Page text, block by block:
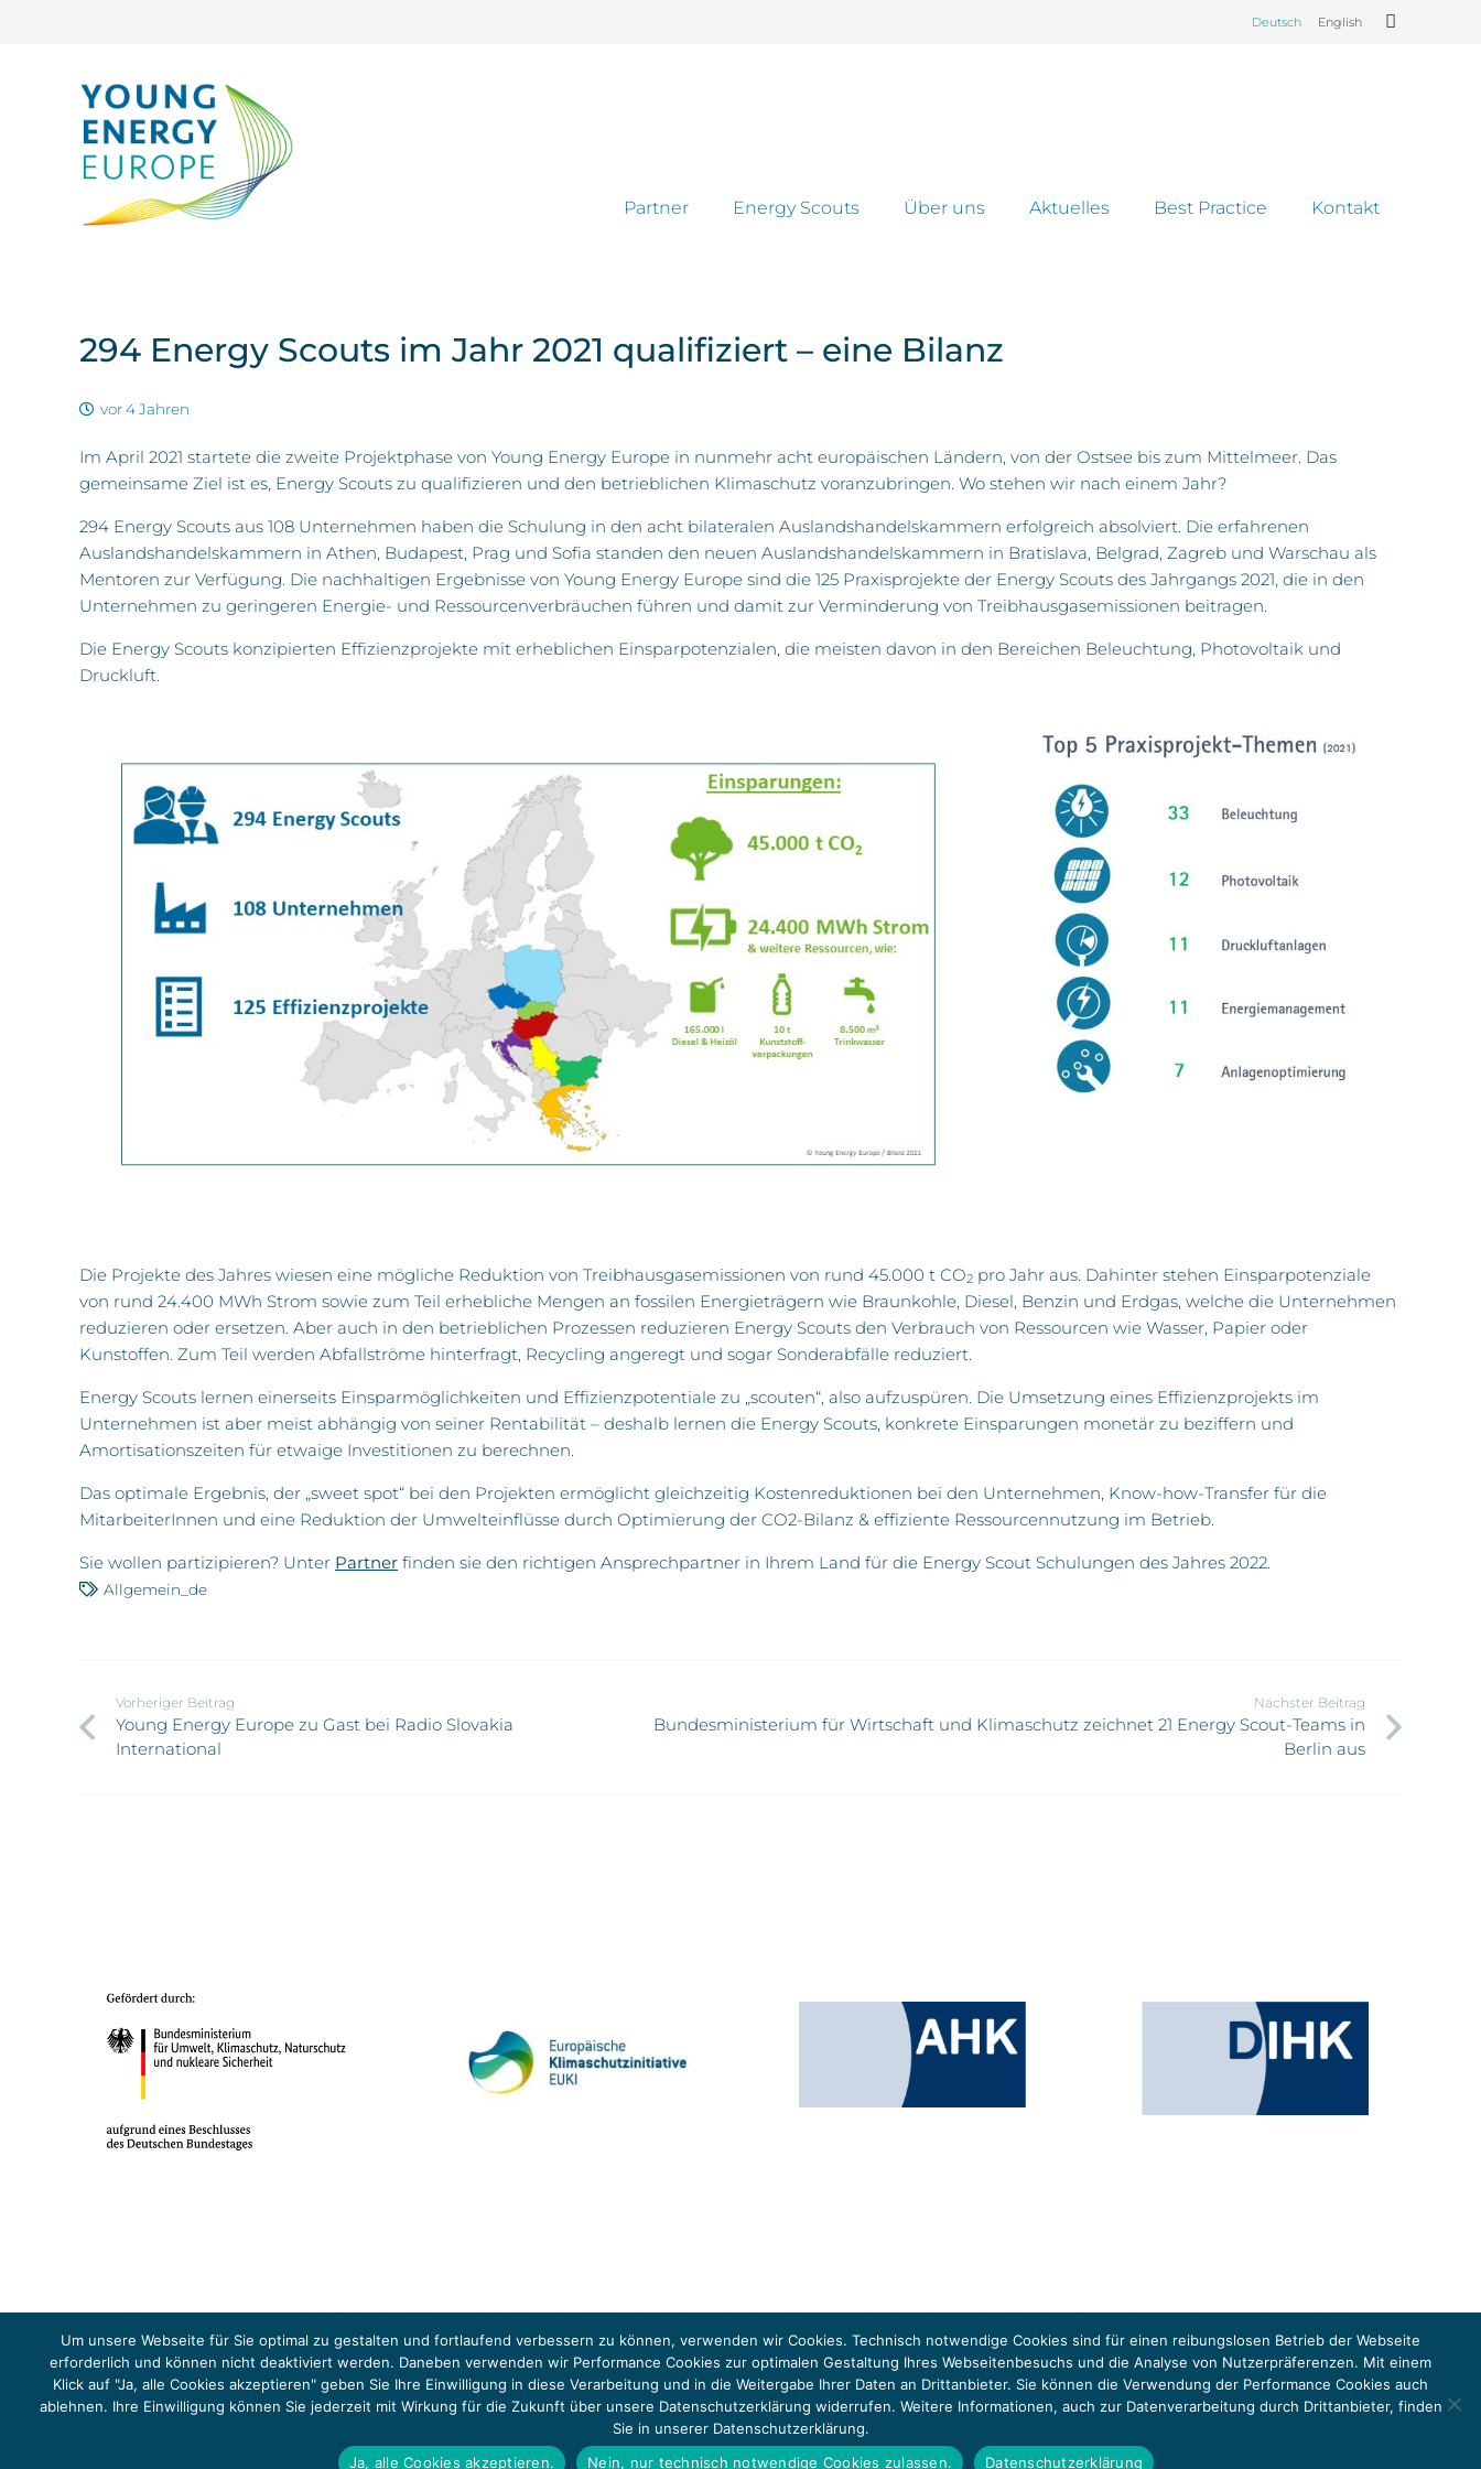
Deutsch English
Partner Energy Scouts Über uns Aktuelles Best Practice Kontakt
294 Energy Scouts im Jahr 2021 qualifiziert – eine Bilanz
vor 4 Jahren
Im April 2021 startete die zweite Projektphase von Young Energy Europe in nunmehr acht europäischen Ländern, von der Ostsee bis zum Mittelmeer. Das
gemeinsame Ziel ist es, Energy Scouts zu qualifizieren und den betrieblichen Klimaschutz voranzubringen. Wo stehen wir nach einem Jahr?
294 Energy Scouts aus 108 Unternehmen haben die Schulung in den acht bilateralen Auslandshandelskammern erfolgreich absolviert. Die erfahrenen
Auslandshandelskammern in Athen, Budapest, Prag und Sofia standen den neuen Auslandshandelskammern in Bratislava, Belgrad, Zagreb und Warschau als
Mentoren zur Verfügung. Die nachhaltigen Ergebnisse von Young Energy Europe sind die 125 Praxisprojekte der Energy Scouts des Jahrgangs 2021, die in den
Unternehmen zu geringeren Energie- und Ressourcenverbräuchen führen und damit zur Verminderung von Treibhausgasemissionen beitragen.
Die Energy Scouts konzipierten Effizienzprojekte mit erheblichen Einsparpotenzialen, die meisten davon in den Bereichen Beleuchtung, Photovoltaik und
Druckluft.
Die Projekte des Jahres wiesen eine mögliche Reduktion von Treibhausgasemissionen von rund 45.000 t CO2 pro Jahr aus. Dahinter stehen Einsparpotenziale
von rund 24.400 MWh Strom sowie zum Teil erhebliche Mengen an fossilen Energieträgern wie Braunkohle, Diesel, Benzin und Erdgas, welche die Unternehmen
reduzieren oder ersetzen. Aber auch in den betrieblichen Prozessen reduzieren Energy Scouts den Verbrauch von Ressourcen wie Wasser, Papier oder
Kunstoffen. Zum Teil werden Abfallströme hinterfragt, Recycling angeregt und sogar Sonderabfälle reduziert.
Energy Scouts lernen einerseits Einsparmöglichkeiten und Effizienzpotentiale zu „scouten“, also aufzuspüren. Die Umsetzung eines Effizienzprojekts im
Unternehmen ist aber meist abhängig von seiner Rentabilität – deshalb lernen die Energy Scouts, konkrete Einsparungen monetär zu beziffern und
Amortisationszeiten für etwaige Investitionen zu berechnen.
Das optimale Ergebnis, der „sweet spot“ bei den Projekten ermöglicht gleichzeitig Kostenreduktionen bei den Unternehmen, Know-how-Transfer für die
MitarbeiterInnen und eine Reduktion der Umwelteinflüsse durch Optimierung der CO2-Bilanz & effiziente Ressourcennutzung im Betrieb.
Sie wollen partizipieren? Unter Partner finden sie den richtigen Ansprechpartner in Ihrem Land für die Energy Scout Schulungen des Jahres 2022.
Allgemein_de
Vorheriger Beitrag
Young Energy Europe zu Gast bei Radio Slovakia
International
Nächster Beitrag
Bundesministerium für Wirtschaft und Klimaschutz zeichnet 21 Energy Scout-Teams in
Berlin aus
Das Projekt YOUNG ENERGY EUROPE wird gefördert durch die Europäische Klimaschutzinitiative (EUKI). Die EUKI ist ein Förderinstrument des deutschen Bundesministeriums für Umwelt, Klimaschutz, Naturschutz und nukleare
Abkommens voranzutreiben.
Copyright 2026, Young Energy Europe
DATENSCHUTZ
Um unsere Webseite für Sie optimal zu gestalten und fortlaufend verbessern zu können, verwenden wir Cookies. Technisch notwendige Cookies sind für einen reibungslosen Betrieb der Webseite
erforderlich und können nicht deaktiviert werden. Daneben verwenden wir Performance Cookies zur optimalen Gestaltung Ihres Webseitenbesuchs und die Analyse von Nutzerpräferenzen. Mit einem
Klick auf "Ja, alle Cookies akzeptieren" geben Sie Ihre Einwilligung in diese Verarbeitung und in die Weitergabe Ihrer Daten an Drittanbieter. Sie können die Verwendung der Performance Cookies auch
ablehnen. Ihre Einwilligung können Sie jederzeit mit Wirkung für die Zukunft über unsere Datenschutzerklärung widerrufen. Weitere Informationen, auch zur Datenverarbeitung durch Drittanbieter, finden
Sie in unserer Datenschutzerklärung.
Ja, alle Cookies akzeptieren.
Nein, nur technisch notwendige Cookies zulassen. Datenschutzerklärung